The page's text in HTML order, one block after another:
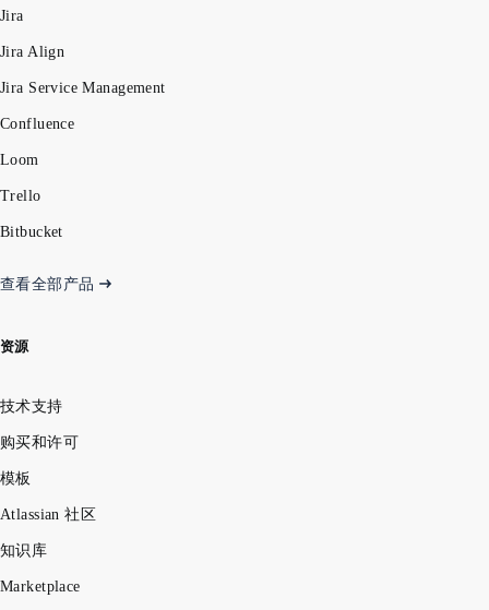
Jira
Jira Align
Jira Service Management
Confluence
Loom
Trello
Bitbucket
查看全部产品
资源
技术支持
购买和许可
模板
Atlassian 社区
知识库
Marketplace